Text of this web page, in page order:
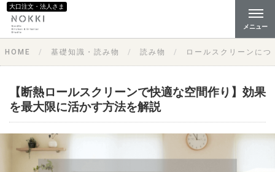
大口注文・法人さま
メニュー
HOME 基礎知識・読み物 読み物 ロールスクリーンにつ
【断熱ロールスクリーンで快適な空間作り】効果
を最大限に活かす方法を解説